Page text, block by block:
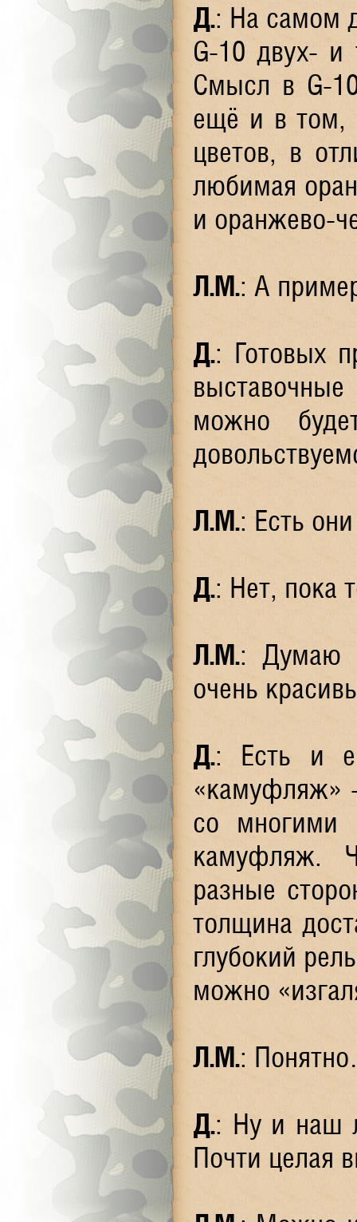
Д.: На самом
G-10 двух- и
Смысл в G-
ещё и в том,
цветов, в
любимая
и оранжево-
Л.М.: А
Д.: Готовых
можно
Л.М.: Есть
Д.: Нет, пока
Л.М.: Думаю
очень
Д.: Есть и
«камуфляж»
со многими
камуфляж.
разные
толщина
глубокий
можно
Л.М.:
Д.: Ну и
Почти целая